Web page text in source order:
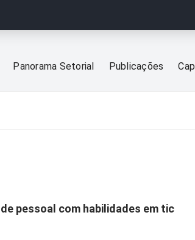
Panorama Setorial Publicações
pessoal com habilidades em tic